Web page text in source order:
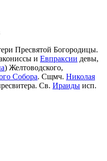
Пресвятой Богородицы.
и Евпраксии девы,
) Желтоводского,
Собора. Сщмч. Николая
Св. Ираиды исп.